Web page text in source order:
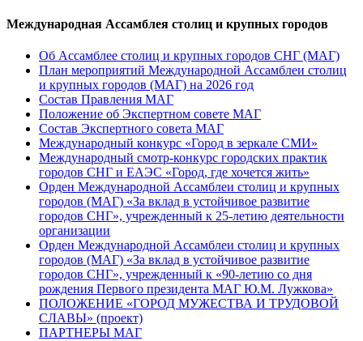
Международная Ассамблея столиц и крупных городов
Об Ассамблее столиц и крупных городов СНГ (МАГ)
План мероприятий Международной Ассамблеи столиц
и крупных городов (МАГ) на 2026 год
Состав Правления МАГ
Положение об Экспертном совете МАГ
Состав Экспертного совета МАГ
Международный конкурс «Город в зеркале СМИ»
Международный смотр-конкурс городских практик
городов СНГ и ЕАЭС «Город, где хочется жить»
Орден Международной Ассамблеи столиц и крупных
городов (МАГ) «За вклад в устойчивое развитие
городов СНГ», учрежденный к 25-летию деятельности
организации
Орден Международной Ассамблеи столиц и крупных
городов (МАГ) «За вклад в устойчивое развитие
городов СНГ», учрежденный к «90-летию со дня
рождения Первого президента МАГ Ю.М. Лужкова»
ПОЛОЖЕНИЕ «ГОРОД МУЖЕСТВА И ТРУДОВОЙ
СЛАВЫ» (проект)
ПАРТНЕРЫ МАГ